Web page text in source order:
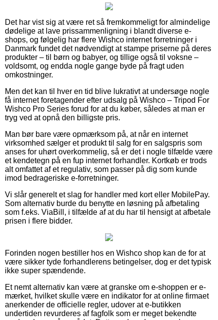
Det har vist sig at være ret så fremkommeligt for almindelige
dødelige at lave prissammenligning i blandt diverse e-
shops, og følgelig har flere Wishco internet forretninger i
Danmark fundet det nødvendigt at stampe priserne på deres
produkter – til børn og babyer, og tillige også til voksne –
voldsomt, og endda nogle gange byde på fragt uden
omkostninger.
Men det kan til hver en tid blive lukrativt at undersøge nogle
få internet foretagender efter udsalg på Wishco – Tripod For
Wishco Pro Series forud for at du køber, således at man er
tryg ved at opnå den billigste pris.
Man bør bare være opmærksom på, at når en internet
virksomhed sælger et produkt til salg for en salgspris som
anses for uhørt overkommelig, så er det i nogle tilfælde være
et kendetegn på en fup internet forhandler. Kortkøb er trods
alt omfattet af et regulativ, som passer på dig som kunde
imod bedrageriske e-forretninger.
Vi slår generelt et slag for handler med kort eller MobilePay.
Som alternativ burde du benytte en løsning på afbetaling
som f.eks. ViaBill, i tilfælde af at du har til hensigt at afbetale
prisen i flere bidder.
Forinden nogen bestiller hos en Wishco shop kan de for at
være sikker tyde forhandlerens betingelser, dog er det typisk
ikke super spændende.
Et nemt alternativ kan være at granske om e-shoppen er e-
mærket, hvilket skulle være en indikator for at online firmaet
anerkender de officielle regler, udover at e-butikken
undertiden revurderes af fagfolk som er meget bekendte